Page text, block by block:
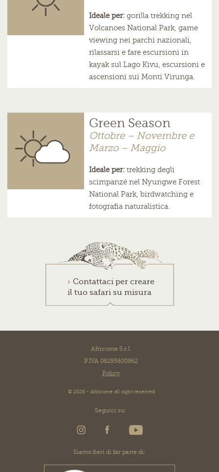
Ideale per:gorilla trekking nel
Volcanoes National Park, game
viewing nei parchi nazionali,
rilassarsi e fare escursioni in
kayak sul Lago Kivu, escursioni e
ascensioni sui Monti Virunga.
Green Season
Ottobre – Novembre e
Marzo – Maggio
Ideale per:trekking degli
scimpanzé nel Nyungwe Forest
National Park, birdwatching e
fotografia naturalistica.
Contattaci per creare
il tuo safari su misura
Seguici su:
Africome S.r.l.
P.IVA 08295600962
Policy
© 2026 - Africome all right reserved
Siamo fieri di far parte di: